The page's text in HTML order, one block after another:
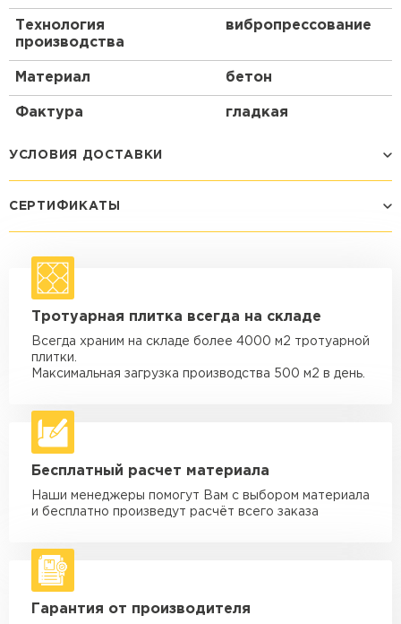
Технология
производства
вибропрессование
Материал бетон
Фактура гладкая
УСЛОВИЯ ДОСТАВКИ
макс. длина груза 4 м
Машина - 1,5 тн до 20 м3
макс. длина груза 4 м
Машина - 3,5 тн до 30 м3
макс. длина груза 6 м
макс. длина груза 6 м
Машина - 10 тн до 50 м3
макс. длина груза 8 м
Машина - 20 тн до 80 м3
от 5 500 ₽
Манипулятор до 5 тн
макс. длина груза 5 м
Манипулятор до 10 тн
СЕРТИФИКАТЫ
Тротуарная плитка всегда на складе
Всегда храним на складе более 4000 м2 тротуарной
плитки.
Максимальная загрузка производства 500 м2 в день.
Бесплатный расчет материала
Наши менеджеры помогут Вам с выбором материала
и бесплатно произведут расчёт всего заказа
Гарантия от производителя